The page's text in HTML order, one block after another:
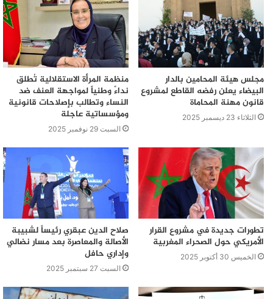
سكان دوار الصخر بجماعة الشراط وتجدون التصريحات في
الففيديو المرفق مع المقال.
لنا عودة للموضوع …
مجلس هيئة المحامين بالدار
البيضاء يعلن رفضه القاطع لمشروع
قانون مهنة المحاماة
الثلاثاء 23 ديسمبر 2025
منظمة المرأة الاستقلالية تُطلق
نداءً وطنياً لمواجهة العنف ضد
النساء وتطالب بإصلاحات قانونية
ومؤسساتية عاجلة
السبت 29 نوفمبر 2025
تطورات جديدة في مشروع القرار
الأمريكي حول الصحراء المغربية
الخميس 30 أكتوبر 2025
صلاح الدين عبقري رئيساً لشبيبة
الأصالة والمعاصرة بعد مسار نضالي
وإداري حافل
السبت 27 سبتمبر 2025